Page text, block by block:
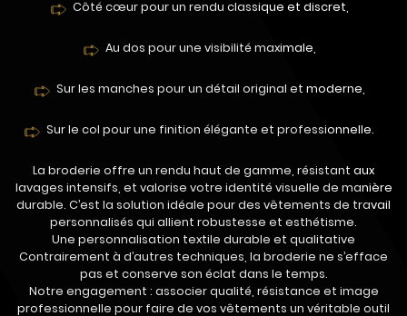
Côté cœur pour un rendu classique et discret,
Au dos pour une visibilité maximale,
Sur les manches pour un détail original et moderne,
Sur le col pour une finition élégante et professionnelle.
La broderie offre un rendu haut de gamme, résistant aux
lavages intensifs, et valorise votre identité visuelle de manière
durable. C’est la solution idéale pour des vêtements de travail
personnalisés qui allient robustesse et esthétisme.
Une personnalisation textile durable et qualitative
Contrairement à d’autres techniques, la broderie ne s’efface
pas et conserve son éclat dans le temps.
Notre engagement : associer qualité, résistance et image
professionnelle pour faire de vos vêtements un véritable outil